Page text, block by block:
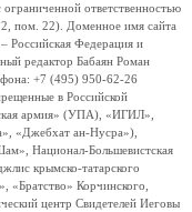
ответственностью
пом. 22). Доменное имя сайта
Российская Федерация и
редактор Бабаян Роман
+7 (495) 950-62-26
в Российской
армия» (УПА), «ИГИЛ»,
«Джебхат ан-Нусра»),
Национал-Большевистская
крымско-татарского
Корчинского,
центр Свидетелей Иеговы